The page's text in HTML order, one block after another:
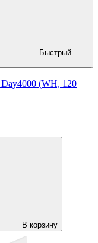
Быстрый
(WH, 120
В корзину